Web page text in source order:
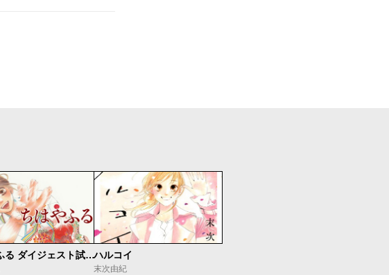
ちはやふる ダイジェスト試し読みハルコイ
末次由紀